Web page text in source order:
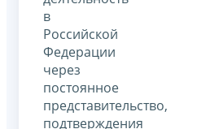
в
Российской
Федерации
через
постоянное
представительство,
подтверждения